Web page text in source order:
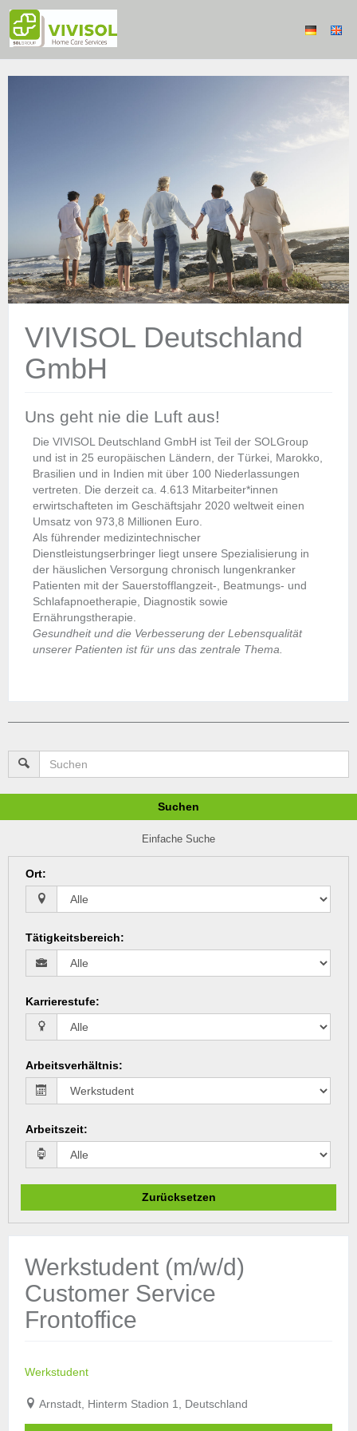
VIVISOL Deutschland
GmbH
Uns geht nie die Luft aus!
Die VIVISOL Deutschland GmbH ist Teil der SOLGroup
und ist in 25 europäischen Ländern, der Türkei, Marokko,
Brasilien und in Indien mit über 100 Niederlassungen
vertreten. Die derzeit ca. 4.613 Mitarbeiter*innen
erwirtschafteten im Geschäftsjahr 2020 weltweit einen
Umsatz von 973,8 Millionen Euro.
Als führender medizintechnischer
Dienstleistungserbringer liegt unsere Spezialisierung in
der häuslichen Versorgung chronisch lungenkranker
Patienten mit der Sauerstofflangzeit-, Beatmungs- und
Schlafapnoetherapie, Diagnostik sowie
Ernährungstherapie.
Gesundheit und die Verbesserung der Lebensqualität
unserer Patienten ist für uns das zentrale Thema.
Suchen
Einfache Suche
Ort:
Tätigkeitsbereich:
Karrierestufe:
Arbeitsverhältnis:
Arbeitszeit:
Zurücksetzen
Werkstudent (m/w/d)
Customer Service
Frontoffice
Werkstudent
Arnstadt, Hinterm Stadion 1, Deutschland